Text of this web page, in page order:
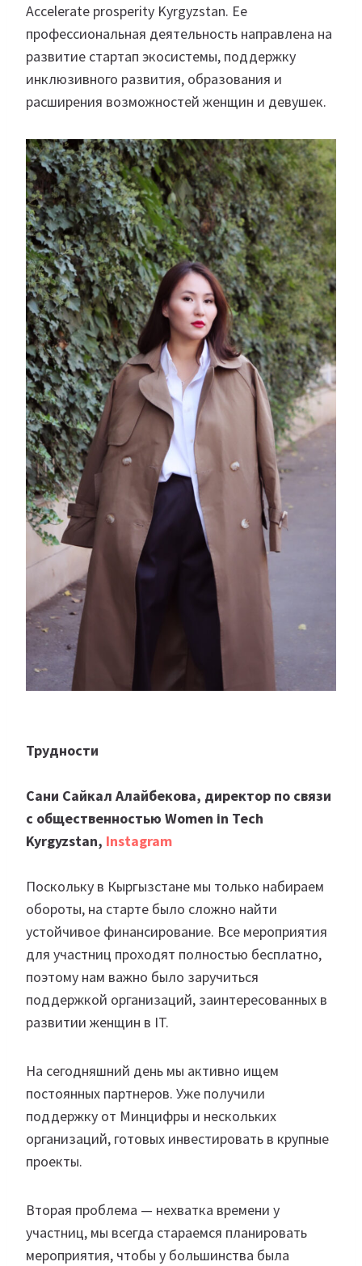
Accelerate prosperity Kyrgyzstan. Ее
профессиональная деятельность направлена на
развитие стартап экосистемы, поддержку
инклюзивного развития, образования и
расширения возможностей женщин и девушек.
Трудности
Сани Сайкал Алайбекова, директор по связи
с общественностью Women in Tech
Kyrgyzstan, Instagram
Поскольку в Кыргызстане мы только набираем
обороты, на старте было сложно найти
устойчивое финансирование. Все мероприятия
для участниц проходят полностью бесплатно,
поэтому нам важно было заручиться
поддержкой организаций, заинтересованных в
развитии женщин в IT.
На сегодняшний день мы активно ищем
постоянных партнеров. Уже получили
поддержку от Минцифры и нескольких
организаций, готовых инвестировать в крупные
проекты.
Вторая проблема — нехватка времени у
участниц, мы всегда стараемся планировать
мероприятия, чтобы у большинства была